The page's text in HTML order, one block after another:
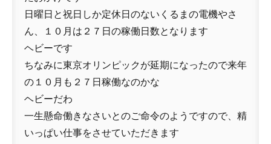
日曜日と祝日しか定休日のないくるまの電機やさ
ん、１０月は２７日の稼働日数となります
ヘビーです
ちなみに東京オリンピックが延期になったので来年
の１０月も２７日稼働なのかな
ヘビーだわ
一生懸命働きなさいとのご命令のようですので、精
いっぱい仕事をさせていただきます